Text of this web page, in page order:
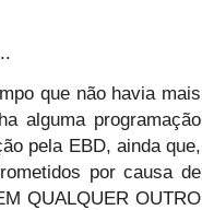
que não havia mais
alguma programação
pela EBD, ainda que,
por causa de
QUALQUER OUTRO